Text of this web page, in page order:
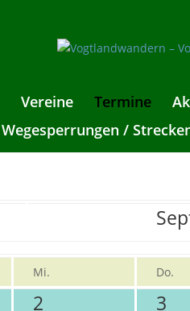
Vereine Termine
Wegesperrungen /
Mi. Do.
2 3